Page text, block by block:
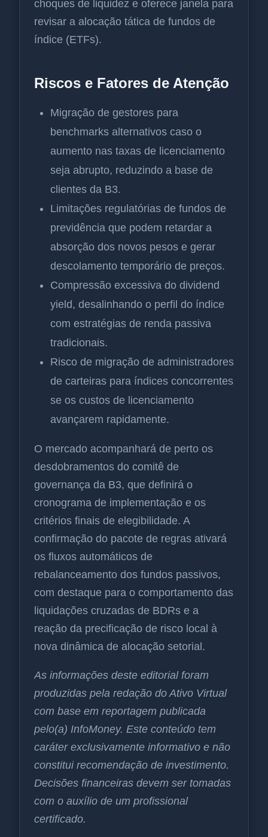
choques de liquidez e oferece janela para
revisar a alocação tática de fundos de
índice (ETFs).
Riscos e Fatores de Atenção
Migração de gestores para
benchmarks alternativos caso o
aumento nas taxas de licenciamento
seja abrupto, reduzindo a base de
clientes da B3.
Limitações regulatórias de fundos de
previdência que podem retardar a
absorção dos novos pesos e gerar
descolamento temporário de preços.
Compressão excessiva do dividend
yield, desalinhando o perfil do índice
com estratégias de renda passiva
tradicionais.
Risco de migração de administradores
de carteiras para índices concorrentes
se os custos de licenciamento
avançarem rapidamente.
O mercado acompanhará de perto os
desdobramentos do comitê de
governança da B3, que definirá o
cronograma de implementação e os
critérios finais de elegibilidade. A
confirmação do pacote de regras ativará
os fluxos automáticos de
rebalanceamento dos fundos passivos,
com destaque para o comportamento das
liquidações cruzadas de BDRs e a
reação da precificação de risco local à
nova dinâmica de alocação setorial.
As informações deste editorial foram
produzidas pela redação do Ativo Virtual
com base em reportagem publicada
pelo(a) InfoMoney. Este conteúdo tem
caráter exclusivamente informativo e não
constitui recomendação de investimento.
Decisões financeiras devem ser tomadas
com o auxílio de um profissional
certificado.